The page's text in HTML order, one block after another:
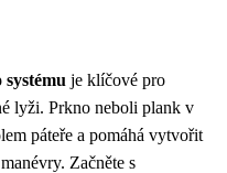
je klíčové pro
lyži. Prkno neboli plank v
páteře a pomáhá vytvořit
Začněte s